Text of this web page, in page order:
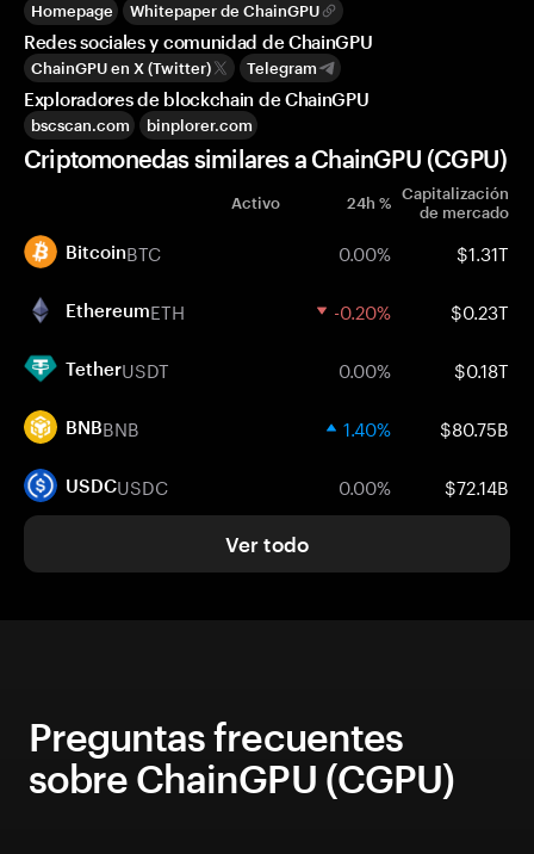
Homepage Whitepaper de ChainGPU
Redes sociales y comunidad de ChainGPU
ChainGPU en X (Twitter) Telegram
Exploradores de blockchain de ChainGPU
bscscan.com binplorer.com
Criptomonedas similares a ChainGPU (CGPU)
Activo 24h % Capitalización
de mercado
BitcoinBTC 0.00% $1.31T
EthereumETH -0.20% $0.23T
TetherUSDT 0.00% $0.18T
BNBBNB 1.40% $80.75B
USDCUSDC 0.00% $72.14B
Ver todo
Preguntas frecuentes
sobre ChainGPU (CGPU)